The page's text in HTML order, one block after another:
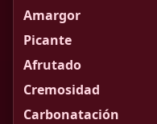
Amargor
Picante
Afrutado
Cremosidad
Carbonatación